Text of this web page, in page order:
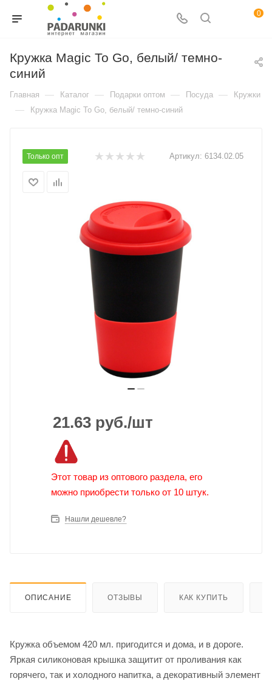
0
Кружка Magic To Go, белый/ темно-
синий
Главная — Каталог — Подарки оптом — Посуда — Кружки
— Кружка Magic To Go, белый/ темно-синий
Только опт Артикул: 6134.02.05
21.63 руб./шт
Этот товар из оптового раздела, его
можно приобрести только от 10 штук.
Нашли дешевле?
ОПИСАНИЕ ОТЗЫВЫ КАК КУПИТЬ
Кружка объемом 420 мл. пригодится и дома, и в дороге.
Яркая силиконовая крышка защитит от проливания как
горячего, так и холодного напитка, а декоративный элемент